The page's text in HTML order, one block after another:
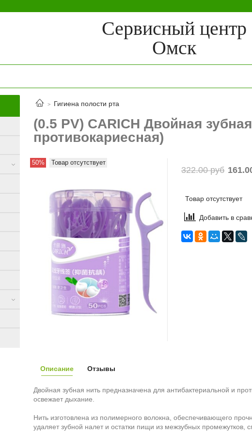
Сервисный центр
Омск
Гигиена полости рта
(0.5 PV) CARICH Двойная
противокариесная)
50% Товар отсутствует
322.00 руб
Товар отсутствует
Добавить в
Описание
Двойная зубная нить предназначена для антибактериальной и
освежает дыхание.
Нить изготовлена из полимерного волокна, обеспечивающего
удаляет зубной налет и остатки пищи из межзубных промежутков,
Отзывы